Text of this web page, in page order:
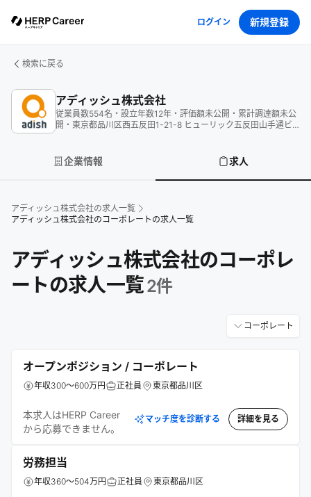
ログイン 新規登録
検索に戻る
アディッシュ株式会社
従業員数554名 ・ 設立年数12年 ・ 評価額未公開 ・ 累計調達額未公
開 ・ 東京都品川区西五反田1-21-8 ヒューリック五反田山手通ビ
企業情報 求人
アディッシュ株式会社の求人一覧
アディッシュ株式会社のコーポレートの求人一覧
アディッシュ株式会社のコーポレ
ートの求人一覧2件
コーポレート
オープンポジション / コーポレート
年収300～600万円 正社員 東京都品川区
本求人はHERP Career
から応募できません。
マッチ度を診断する 詳細を見る
労務担当
年収360～504万円 正社員 東京都品川区